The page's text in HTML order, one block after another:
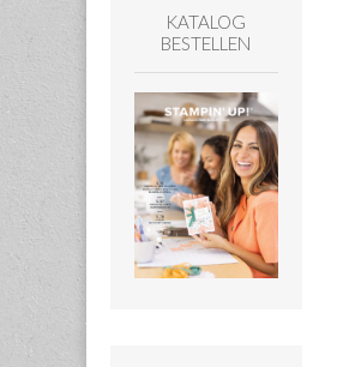
KATALOG
BESTELLEN